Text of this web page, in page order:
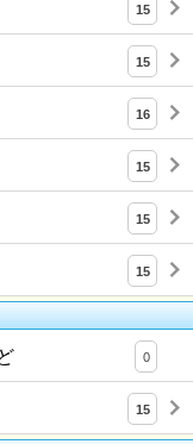
15
15
16
15
15
15
0
15